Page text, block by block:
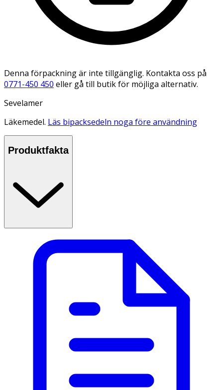
Denna förpackning är inte tillgänglig. Kontakta oss på
0771-450 450 eller gå till butik för möjliga alternativ.
Sevelamer
Läkemedel. Läs bipacksedeln noga före användning
Produktfakta